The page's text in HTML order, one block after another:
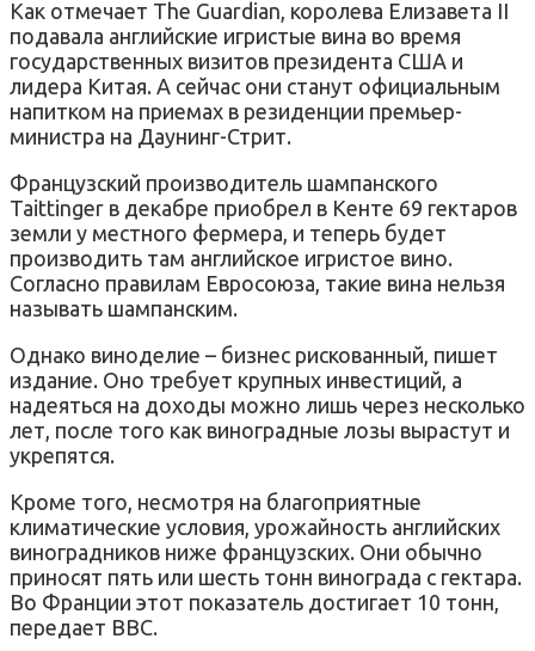
Как отмечает The Guardian, королева Елизавета II
подавала английские игристые вина во время
государственных визитов президента США и
лидера Китая. А сейчас они станут официальным
напитком на приемах в резиденции премьер-
министра на Даунинг-Стрит.
Французский производитель шампанского
Taittinger в декабре приобрел в Кенте 69 гектаров
земли у местного фермера, и теперь будет
производить там английское игристое вино.
Согласно правилам Евросоюза, такие вина нельзя
называть шампанским.
Однако виноделие – бизнес рискованный, пишет
издание. Оно требует крупных инвестиций, а
надеяться на доходы можно лишь через несколько
лет, после того как виноградные лозы вырастут и
укрепятся.
Кроме того, несмотря на благоприятные
климатические условия, урожайность английских
виноградников ниже французских. Они обычно
приносят пять или шесть тонн винограда с гектара.
Во Франции этот показатель достигает 10 тонн,
передает BBC.